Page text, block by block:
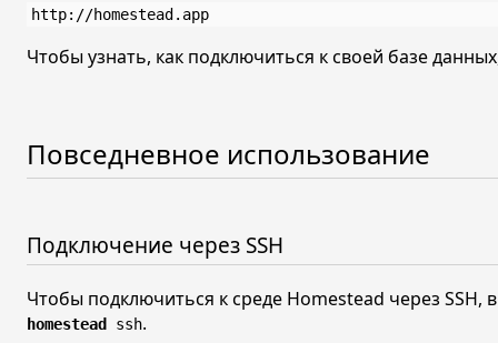
http://homestead.app
Чтобы узнать, как подключиться к своей базе
Повседневное использование
Подключение через SSH
Чтобы подключиться к среде Homestead через SSH,
homestead ssh.